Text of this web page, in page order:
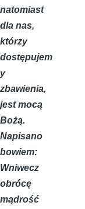
natomiast
dla nas,
którzy
dostępujem
y
zbawienia,
jest mocą
Bożą.
Napisano
bowiem:
Wniwecz
obrócę
mądrość